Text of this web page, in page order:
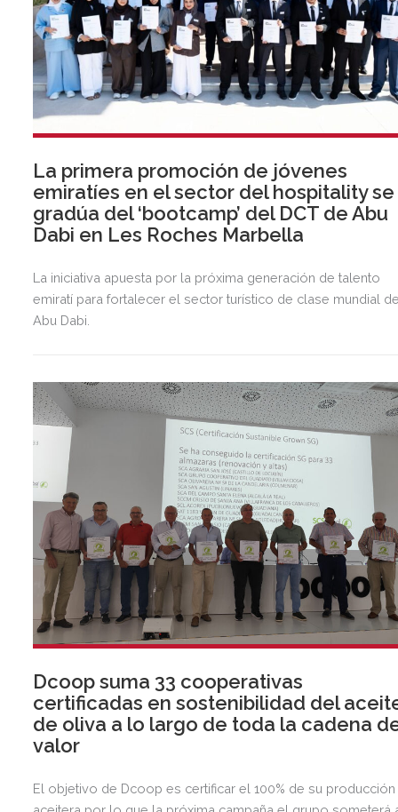
La primera promoción de jóvenes
emiratíes en el sector del hospitality se
gradúa del ‘bootcamp’ del DCT de Abu
Dabi en Les Roches Marbella
La iniciativa apuesta por la próxima generación de talento
emiratí para fortalecer el sector turístico de clase mundial
Abu Dabi.
Dcoop suma 33 cooperativas
certificadas en sostenibilidad del
de oliva a lo largo de toda la cadena
valor
El objetivo de Dcoop es certificar el 100% de su producción